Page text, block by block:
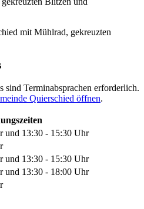
mit Mühlrad, gekreuzten
sind Terminabsprachen erforderlich.
Quierschied öffnen.
und 13:30 - 15:30 Uhr
und 13:30 - 15:30 Uhr
und 13:30 - 18:00 Uhr